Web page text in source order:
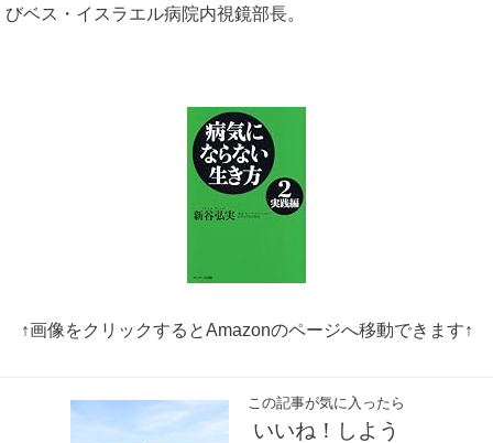
びベス・イスラエル病院内視鏡部長。
↑画像をクリックするとAmazonのページへ移動できます↑
この記事が気に入ったら
いいね！しよう